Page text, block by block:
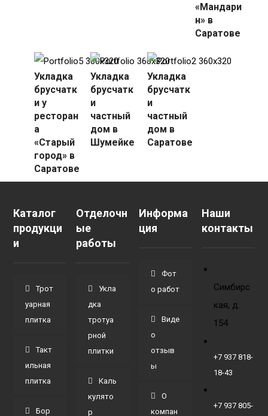
«Мандари
н» в
Саратове
Укладка
брусчатк
и у
ресторан
а
«Старый
город» в
Саратове
Укладка
брусчатк
и
частный
дом в
Шумейке
Укладка
брусчатк
и
частный
дом в
Саратове
Каталог
продукци
и
Трот
уарная
плитка
Такт
ильная
плитка
Бор
Отделочн
ые
работы
Укла
дка
тротуа
рной
плитки
Каль
кулято
р
Информа
ция
Фот
о работ
Виде
о
отзыв
ы
О
компан
Наши
контакты
Симбирс
кая, д.
154
+7 937 818-
18-43
+7 937 805-